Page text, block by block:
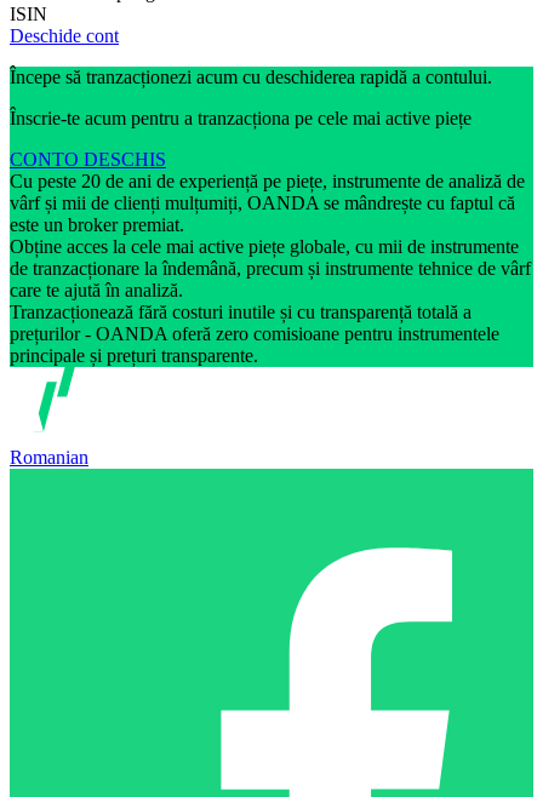
ISIN
Deschide cont
Începe să tranzacționezi acum cu deschiderea rapidă a contului.
Înscrie-te acum pentru a tranzacționa pe cele mai active piețe
CONTO DESCHIS
Cu peste 20 de ani de experiență pe piețe, instrumente de analiză de
vârf și mii de clienți mulțumiți, OANDA se mândrește cu faptul că
este un broker premiat.
Obține acces la cele mai active piețe globale, cu mii de instrumente
de tranzacționare la îndemână, precum și instrumente tehnice de vârf
care te ajută în analiză.
Tranzacționează fără costuri inutile și cu transparență totală a
prețurilor - OANDA oferă zero comisioane pentru instrumentele
principale și prețuri transparente.
Romanian